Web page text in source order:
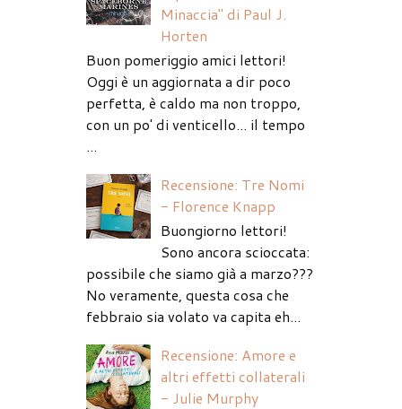
Minaccia" di Paul J.
Horten
Buon pomeriggio amici lettori!
Oggi è un aggiornata a dir poco
perfetta, è caldo ma non troppo,
con un po' di venticello... il tempo
...
Recensione: Tre Nomi
- Florence Knapp
Buongiorno lettori!
Sono ancora scioccata:
possibile che siamo già a marzo???
No veramente, questa cosa che
febbraio sia volato va capita eh...
Recensione: Amore e
altri effetti collaterali
- Julie Murphy